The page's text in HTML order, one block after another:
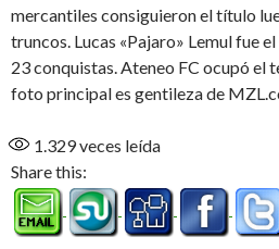
mercantiles consiguieron el título
truncos. Lucas «Pajaro» Lemul fue
23 conquistas. Ateneo FC ocupó el
foto principal es gentileza de
1.329veces leída
Share this: